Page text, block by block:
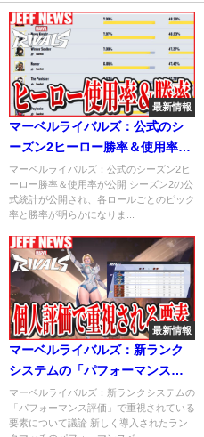
最新情報
マーベルライバルズ：公式のシ
ーズン2ヒーロー勝率＆使用率が
公開
マーベルライバルズ：公式のシーズン2ヒ
ーロー勝率＆使用率が公開 シーズン2の公
式統計が公開され、各ロールごとのピック
率と勝率が明らかになりま...
最新情報
マーベルライバルズ：新ランク
システムの「パフォーマンス評
価」で重視されている要素
マーベルライバルズ：新ランクシステムの
「パフォーマンス評価」で重視されている
要素について議論 新しく導入されたラン